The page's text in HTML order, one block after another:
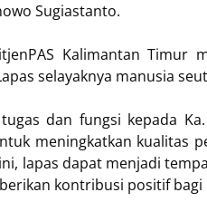
Sugiastanto.
Kalimantan Timur
selayaknya manusia
dan fungsi kepada
meningkatkan kualitas
lapas dapat menjadi
kontribusi positif bagi